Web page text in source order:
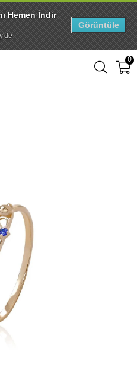
0
Hemen İndir
Görüntüle